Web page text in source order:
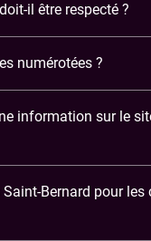
il être respecté ?
numérotées ?
information sur le
Saint-Bernard pour les